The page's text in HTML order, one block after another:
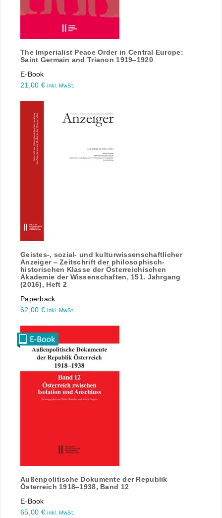
The Imperialist Peace Order in Central Europe:
Saint Germain and Trianon 1919‒1920
E-Book
21,00 € inkl. MwSt.
Geistes-, sozial- und kulturwissenschaftlicher
Anzeiger ‒ Zeitschrift der philosophisch-
historischen Klasse der Österreichischen
Akademie der Wissenschaften, 151. Jahrgang
(2016), Heft 2
Paperback
62,00 € inkl. MwSt.
Außenpolitische Dokumente der Republik
Österreich 1918‒1938, Band 12
E-Book
65,00 € inkl. MwSt.